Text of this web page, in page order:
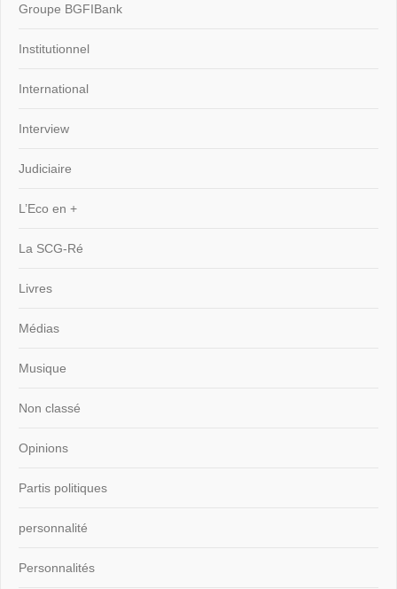
Groupe BGFIBank
Institutionnel
International
Interview
Judiciaire
L’Eco en +
La SCG-Ré
Livres
Médias
Musique
Non classé
Opinions
Partis politiques
personnalité
Personnalités